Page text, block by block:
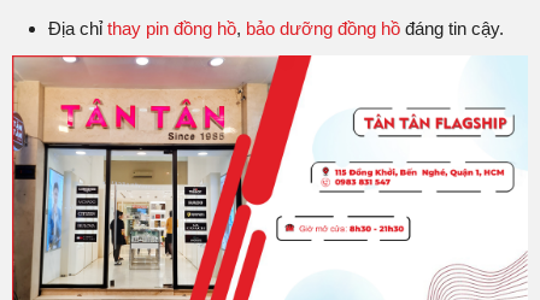
Địa chỉthay pin đồng hồ, bảo dưỡng đồng hồ đáng tin cậy.